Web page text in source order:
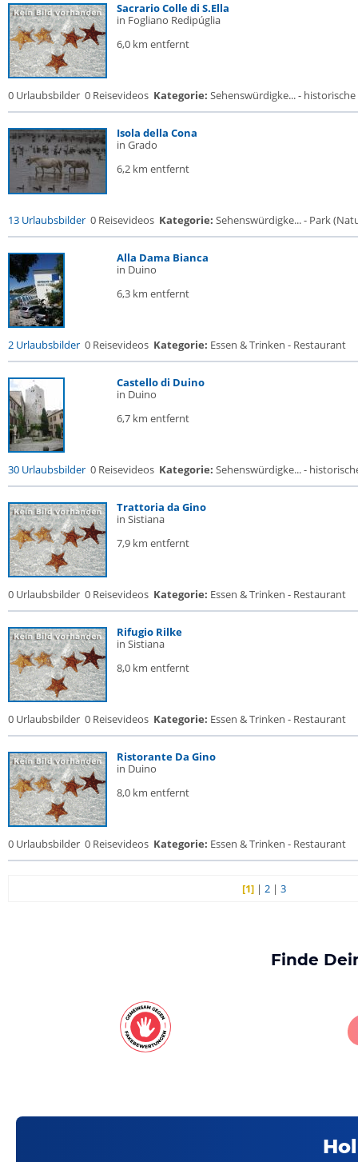
Sacrario Colle di S.Ella
in Fogliano Redipúglia
6,0 km entfernt
0 Urlaubsbilder 0 Reisevideos Kategorie: Sehenswürdigke... - historische
Isola della Cona
in Grado
6,2 km entfernt
13 Urlaubsbilder 0 Reisevideos Kategorie: Sehenswürdigke... - Park
Alla Dama Bianca
in Duino
6,3 km entfernt
2 Urlaubsbilder 0 Reisevideos Kategorie: Essen & Trinken - Restaurant
Castello di Duino
in Duino
6,7 km entfernt
30 Urlaubsbilder 0 Reisevideos Kategorie: Sehenswürdigke... -
Trattoria da Gino
in Sistiana
7,9 km entfernt
0 Urlaubsbilder 0 Reisevideos Kategorie: Essen & Trinken - Restaurant
Rifugio Rilke
in Sistiana
8,0 km entfernt
0 Urlaubsbilder 0 Reisevideos Kategorie: Essen & Trinken - Restaurant
Ristorante Da Gino
in Duino
8,0 km entfernt
0 Urlaubsbilder 0 Reisevideos Kategorie: Essen & Trinken - Restaurant
[1] |2 |3
Finde